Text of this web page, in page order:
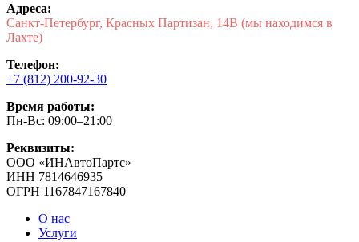
Адреса:
Санкт-Петербург, Красных Партизан, 14В (мы находимся в
Лахте)
Телефон:
+7 (812) 200-92-30
Время работы:
Пн-Вс: 09:00–21:00
Реквизиты:
ООО «ИНАвтоПартс»
ИНН 7814646935
ОГРН 1167847167840
О нас
Услуги